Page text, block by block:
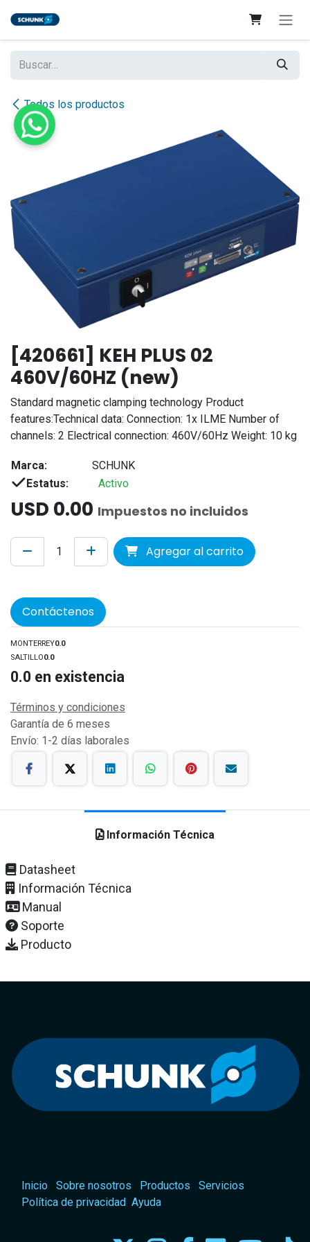
Todos los productos
[420661] KEH PLUS 02
460V/60HZ (new)
Standard magnetic clamping technology Product
features:Technical data: Connection: 1x ILME Number of
channels: 2 Electrical connection: 460V/60Hz Weight: 10 kg
Marca:
SCHUNK
Estatus:
Activo
USD 0.00 Impuestos no incluidos
Agregar al carrito
Contáctenos
MONTERREY0.0
SALTILLO0.0
0.0 en existencia
Términos y condiciones
Garantía de 6 meses
Envío: 1-2 días laborales
Información Técnica
Datasheet
Información Técnica
Manual
Soporte
Producto
Inicio Sobre nosotros Productos
Servicios
Política de privacidad Ayuda